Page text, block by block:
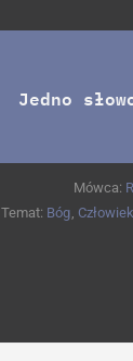
Jedno
Mówca:
Temat: Bóg Człowiek